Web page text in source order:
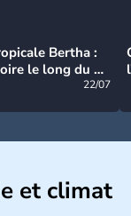
Bertha :
le long du du
22/07
et climat